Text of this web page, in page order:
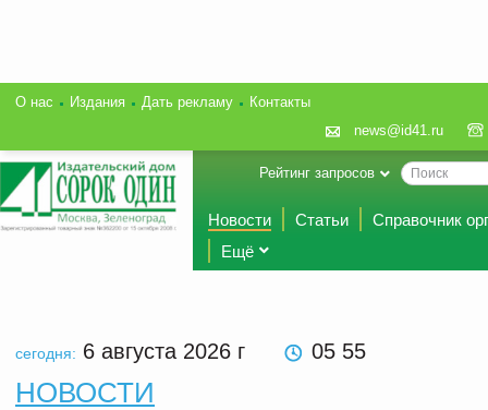
О нас Издания Дать рекламу
Контакты
news@id41.ru
Рейтинг запросов
Новости Статьи
Справочник
Ещё
сегодня: 6 августа 2026 г 05 55
НОВОСТИ